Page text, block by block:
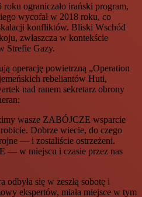
ograniczało irański program,
wycofał w 2018 roku, co
konfliktów. Bliski Wschód
zwłaszcza w kontekście
Strefie Gazy.
operację powietrzną „Operation
rebeliantów Huti,
nad ranem sekretarz obrony
wasze ZABÓJCZE wsparcie
Dobrze wiecie, do czego
— i zostaliście ostrzeżeni.
— w miejscu i czasie przez nas
się w zeszłą sobotę i
ekspertów, miała miejsce w tym